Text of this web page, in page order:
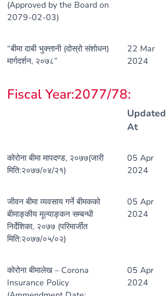
(Approved by the Board on
2079-02-03)
“बीमा दाबी भुक्त्तानी (दोस्रो संशोधन)
मार्गदर्शन, २०७८”
22 Mar
2024
Fiscal Year:2077/78:
Updated
At
कोरोना बीमा मापदण्ड, २०७७(जारी
मिति:२०७७/०४/२१)
05 Apr
2024
जीवन बीमा व्यवसाय गर्ने बीमकको
बीमाङ्कीय मूल्याङ्कन सम्बन्धी
निर्देशिका, २०७७ (परिमार्जीत
मिति:२०७७/०५/०२)
05 Apr
2024
कोरोना बीमालेख – Corona
Insurance Policy
05 Apr
2024